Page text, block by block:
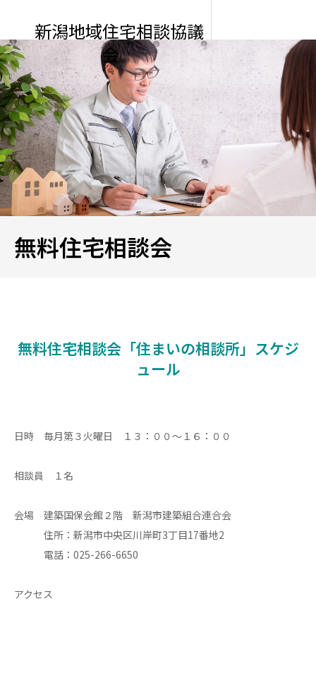
新潟地域住宅相談協議
会
無料住宅相談会
無料住宅相談会「住まいの相談所」スケジ
ュール
日時 毎月第３火曜日 １３：００〜１６：００
相談員 １名
会場 建築国保会館２階 新潟市建築組合連合会
住所：新潟市中央区川岸町3丁目17番地2
電話：025-266-6650
アクセス